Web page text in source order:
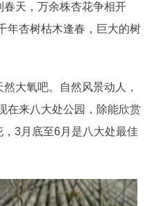
天，万余株杏花争相开
年杏树枯木逢春，巨大的树
大氧吧。自然风景动人，
在来八大处公园，除能欣赏
3月底至6月是八大处最佳